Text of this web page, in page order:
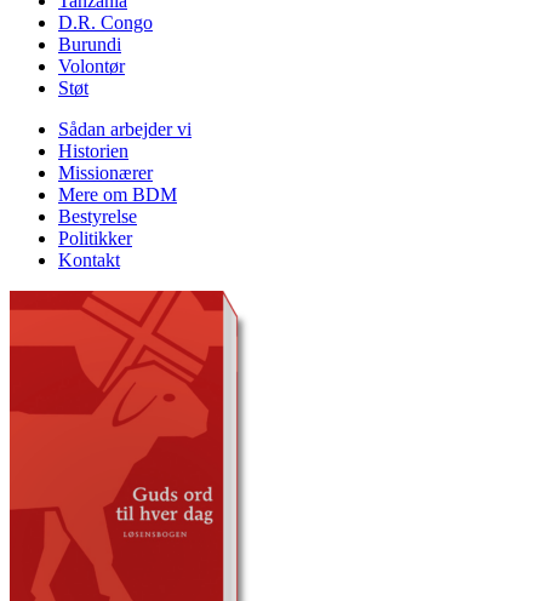
D.R. Congo
Burundi
Volontør
Støt
Sådan arbejder vi
Historien
Missionærer
Mere om BDM
Bestyrelse
Politikker
Kontakt